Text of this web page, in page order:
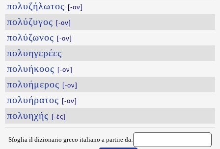
πολυζήλωτος [-ον]
πολύζυγος [-ον]
πολύζωνος [-ον]
πολυηγερέες
πολυήκοος [-ον]
πολυήμερος [-ον]
πολυήρατος [-ον]
πολυηχής [-ές]
Sfoglia il dizionario greco italiano a partire da: